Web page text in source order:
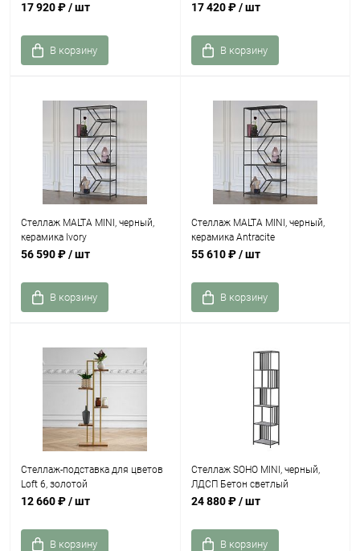
17 920 ₽/ шт
В корзину
17 420 ₽/ шт
В корзину
Стеллаж MALTA MINI, черный,
керамика Ivory
56 590 ₽/ шт
В корзину
Стеллаж MALTA MINI, черный,
керамика Antracite
55 610 ₽/ шт
В корзину
Стеллаж-подставка для цветов
Loft 6, золотой
12 660 ₽/ шт
В корзину
Стеллаж SOHO MINI, черный,
ЛДСП Бетон светлый
24 880 ₽/ шт
В корзину